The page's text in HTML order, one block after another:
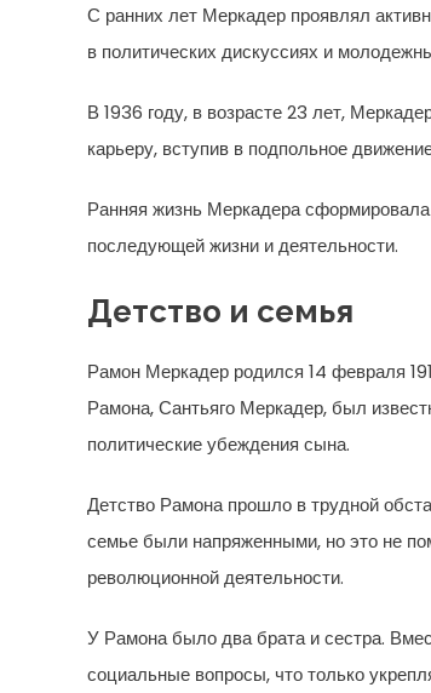
С ранних лет Меркадер проявлял
в политических дискуссиях и
В 1936 году, в возрасте 23 лет,
карьеру, вступив в подпольное
Ранняя жизнь Меркадера
последующей жизни и деятельности.
Детство и семья
Рамон Меркадер родился 14 февраля
Рамона, Сантьяго Меркадер, был
политические убеждения сына.
Детство Рамона прошло в трудной
семье были напряженными, но это не
революционной деятельности.
У Рамона было два брата и сестра.
социальные вопросы, что только